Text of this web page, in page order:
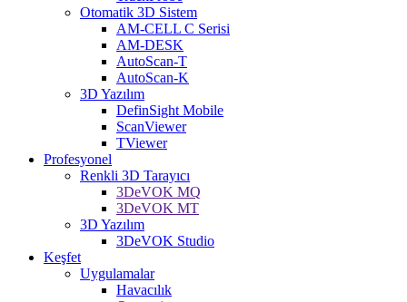
Otomatik 3D Sistem
AM-CELL C Serisi
AM-DESK
AutoScan-T
AutoScan-K
3D Yazılım
DefinSight Mobile
ScanViewer
TViewer
Profesyonel
Renkli 3D Tarayıcı
3DeVOK MQ
3DeVOK MT
3D Yazılım
3DeVOK Studio
Keşfet
Uygulamalar
Havacılık